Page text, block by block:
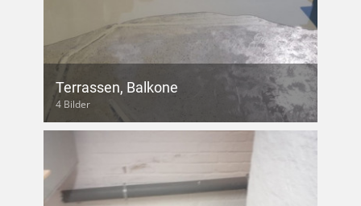
Terrassen, Balkone
4 Bilder